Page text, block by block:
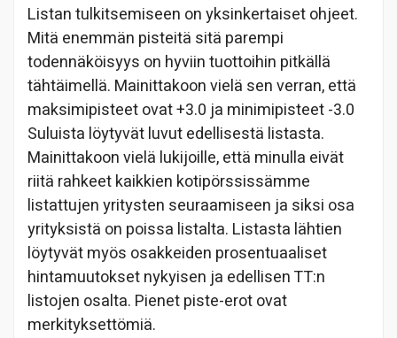
Listan tulkitsemiseen on yksinkertaiset ohjeet.
Mitä enemmän pisteitä sitä parempi
todennäköisyys on hyviin tuottoihin pitkällä
tähtäimellä. Mainittakoon vielä sen verran, että
maksimipisteet ovat +3.0 ja minimipisteet -3.0
Suluista löytyvät luvut edellisestä listasta.
Mainittakoon vielä lukijoille, että minulla eivät
riitä rahkeet kaikkien kotipörssissämme
listattujen yritysten seuraamiseen ja siksi osa
yrityksistä on poissa listalta. Listasta lähtien
löytyvät myös osakkeiden prosentuaaliset
hintamuutokset nykyisen ja edellisen TT:n
listojen osalta. Pienet piste-erot ovat
merkityksettömiä.